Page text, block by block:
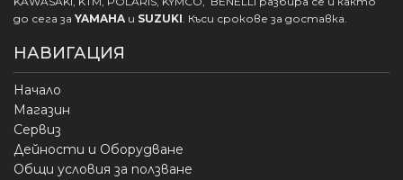
до сега за YAMAHA и SUZUKI. Къси срокове за доставка.
НАВИГАЦИЯ
Начало
Магазин
Сервиз
Дейности и Оборудване
Общи условия за ползване